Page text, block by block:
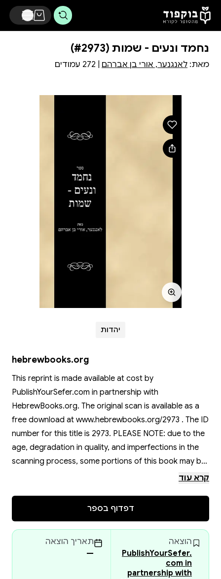
דלג לתוכן הראשי
נחמד ונעים - שמות (#2973)
מאת: לאנגנער, אורי בן אברהם
יהדות
hebrewbooks.org
This reprint is made available at cost by
PublishYourSefer.com in partnership with
HebrewBooks.org. The original scan is available as a
free download at www.hebrewbooks.org/2973 . The ID
number for this title is 2973. PLEASE NOTE: due to the
age, degradation in quality, and imperfections in the
scanning process, some portions of this book may be
obscured, damaged or incomplete. Please check the
קרא עוד
דפדוף בספר
הוצאה
PublishYourSefer.
com in
partnership with
תאריך הוצאה
—